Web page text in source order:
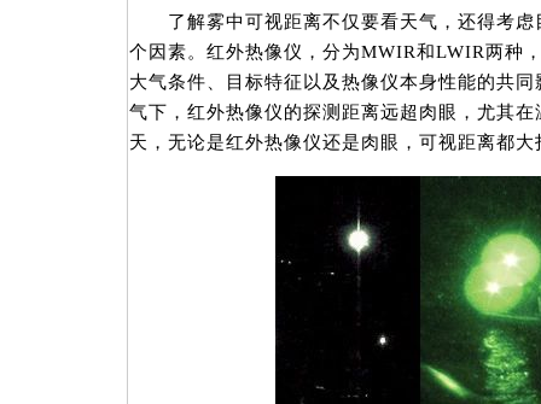
了解雾中可视距离不仅要看天气，还得考虑
个因素。红外热像仪，分为MWIR和LWIR两种
大气条件、目标特征以及热像仪本身性能的共
气下，红外热像仪的探测距离远超肉眼，尤其
天，无论是红外热像仪还是肉眼，可视距离都